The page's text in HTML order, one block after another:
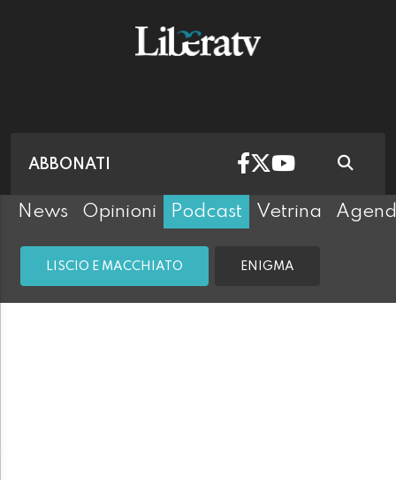
ABBONATI
News Opinioni Podcast Vetrina
LISCIO E MACCHIATO ENIGMA